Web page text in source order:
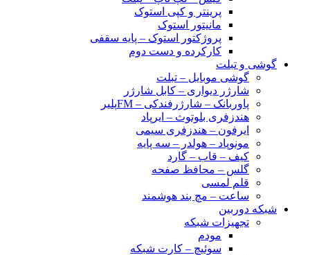
پرینتر و کپی استوک
مانیتور استوک
پروژکتور استوک – پایه سقفی
کارکرده و دست دوم
گوشی و تبلت
گوشی موبایل – تبلت
شارژر دیواری – کابل شارژر
پاوربانک – شارژرفندکی – FMپلیر
هندزفری بلوتوث – ایرپاد
ایرفون – هندزفری سیمی
مونوپاد – هولدر – سه پایه
کیف – قاب – گارد
گلس – محافظ صفحه
قلم لمسی
ساعت – مچ بند هوشمند
شبکه دوربین
تجهیزات شبکه
مودم
سوئیچ – کارت شبکه